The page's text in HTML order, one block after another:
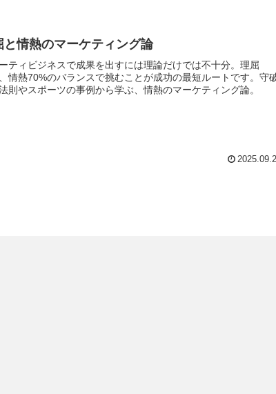
と情熱のマーケティング論
ティビジネスで成果を出すには理論だけでは不十分。理屈
情熱70%のバランスで挑むことが成功の最短ルートです。守
則やスポーツの事例から学ぶ、情熱のマーケティング論。